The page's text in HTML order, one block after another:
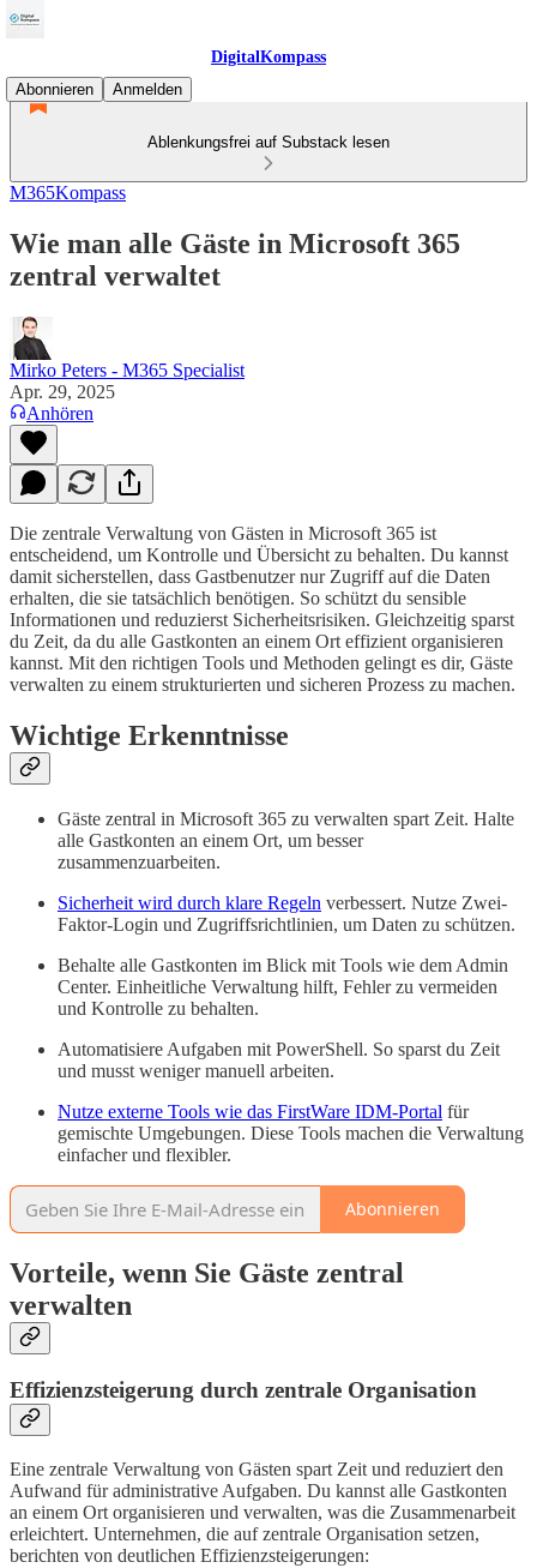
DigitalKompass
Abonnieren
Anmelden
Ablenkungsfrei auf Substack lesen
M365Kompass
Wie man alle Gäste in Microsoft 365
zentral verwaltet
Mirko Peters - M365 Specialist
Apr. 29, 2025
Anhören
Die zentrale Verwaltung von Gästen in Microsoft 365 ist
entscheidend, um Kontrolle und Übersicht zu behalten. Du kannst
damit sicherstellen, dass Gastbenutzer nur Zugriff auf die Daten
erhalten, die sie tatsächlich benötigen. So schützt du sensible
Informationen und reduzierst Sicherheitsrisiken. Gleichzeitig sparst
du Zeit, da du alle Gastkonten an einem Ort effizient organisieren
kannst. Mit den richtigen Tools und Methoden gelingt es dir, Gäste
verwalten zu einem strukturierten und sicheren Prozess zu machen.
Wichtige Erkenntnisse
Gäste zentral in Microsoft 365 zu verwalten spart Zeit. Halte
alle Gastkonten an einem Ort, um besser
zusammenzuarbeiten.
Sicherheit wird durch klare Regeln verbessert. Nutze Zwei-
Faktor-Login und Zugriffsrichtlinien, um Daten zu schützen.
Behalte alle Gastkonten im Blick mit Tools wie dem Admin
Center. Einheitliche Verwaltung hilft, Fehler zu vermeiden
und Kontrolle zu behalten.
Automatisiere Aufgaben mit PowerShell. So sparst du Zeit
und musst weniger manuell arbeiten.
Nutze externe Tools wie das FirstWare IDM-Portal für
gemischte Umgebungen. Diese Tools machen die Verwaltung
einfacher und flexibler.
Abonnieren
Vorteile, wenn Sie Gäste zentral
verwalten
Effizienzsteigerung durch zentrale Organisation
Eine zentrale Verwaltung von Gästen spart Zeit und reduziert den
Aufwand für administrative Aufgaben. Du kannst alle Gastkonten
an einem Ort organisieren und verwalten, was die Zusammenarbeit
erleichtert. Unternehmen, die auf zentrale Organisation setzen,
berichten von deutlichen Effizienzsteigerungen: